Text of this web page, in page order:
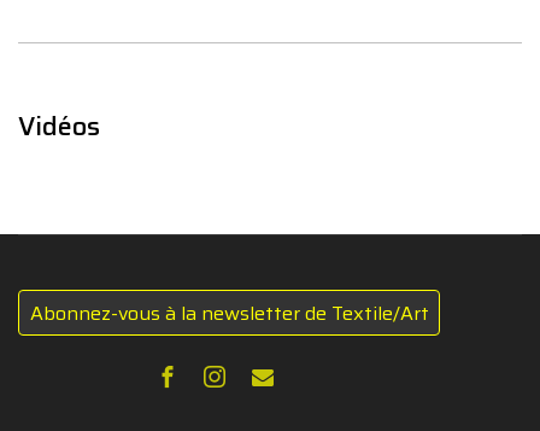
Vidéos
Abonnez-vous à la newsletter de Textile/Art